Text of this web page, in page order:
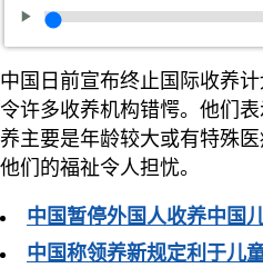
中国日前宣布终止国际收养计
令许多收养机构错愕。他们
养主要是年龄较大或有特殊
他们的福祉令人担忧。
中国暂停外国人收养中国
中国称领养新规定利于儿